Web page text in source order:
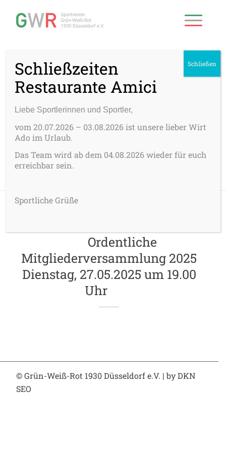
ÜberPascal Brodesser
This author has not written his bio yet.
But we are proud to say that
contributed 1 entries already.
Ordentliche
Mitgliederversammlung 2025
Dienstag, 27.05.2025 um 19.00
Uhr
© Grün-Weiß-Rot 1930 Düsseldorf e.V. | byDKN
SEO
Schließzeiten
Restaurante Amici
Liebe Sportlerinnen und Sportler,
vom 20.07.2026 – 03.08.2026 ist unsere lieber Wirt
Ado im Urlaub.
Das Team wird ab dem 04.08.2026 wieder für euch
erreichbar sein.
Sportliche Grüße
Schließen